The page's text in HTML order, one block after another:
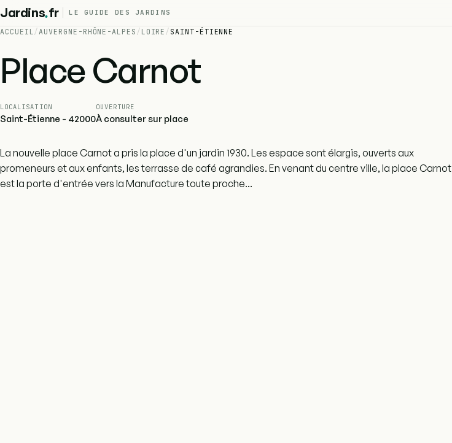
Jardins.fr LE GUIDE DES JARDINS
ACCUEIL / AUVERGNE-RHÔNE-ALPES / LOIRE / SAINT-ÉTIENNE
Place Carnot
LOCALISATION
Saint-Étienne - 42000
OUVERTURE
À consulter sur place
La nouvelle place Carnot a pris la place d'un jardin 1930. Les espace sont élargis, ouverts aux
promeneurs et aux enfants, les terrasse de café agrandies. En venant du centre ville, la place Carnot
est la porte d'entrée vers la Manufacture toute proche...